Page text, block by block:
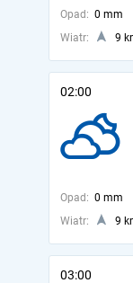
Opad: 0 mm
Wiatr:
9
02:00
Opad: 0 mm
Wiatr:
9
03:00